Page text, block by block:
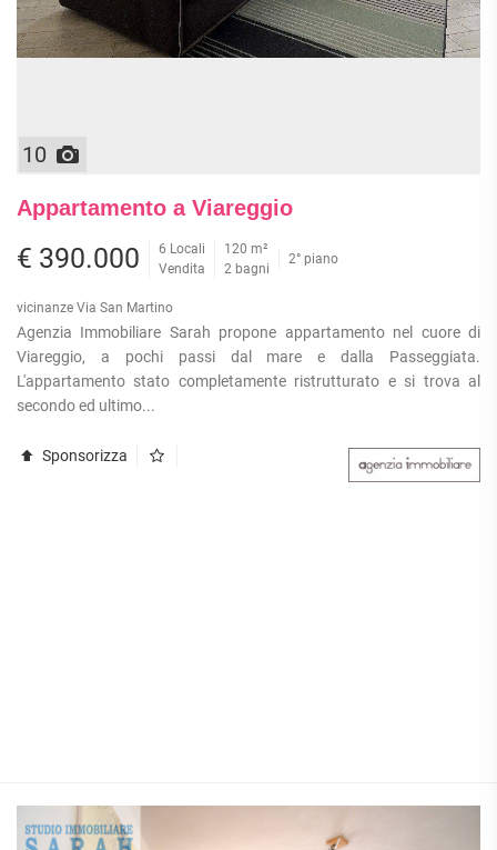
10
Appartamento a Viareggio
€ 390.000
6 Locali
Vendita
120 m²
2 bagni
2° piano
vicinanze Via San Martino
Agenzia Immobiliare Sarah propone appartamento nel cuore di
Viareggio, a pochi passi dal mare e dalla Passeggiata.
L'appartamento stato completamente ristrutturato e si trova al
secondo ed ultimo...
Sponsorizza